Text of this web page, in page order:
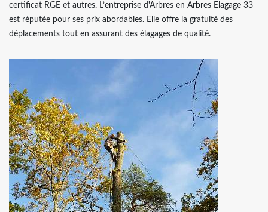
certificat RGE et autres. L’entreprise d'Arbres en Arbres Elagage 33
est réputée pour ses prix abordables. Elle offre la gratuité des
déplacements tout en assurant des élagages de qualité.